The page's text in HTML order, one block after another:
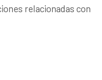
relacionadas con